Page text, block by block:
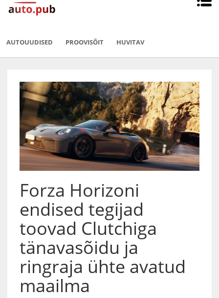
AUTOUUDISED PROOVISÕIT HUVITAV
Forza Horizoni
endised tegijad
toovad Clutchiga
tänavasõidu ja
ringraja ühte avatud
maailma